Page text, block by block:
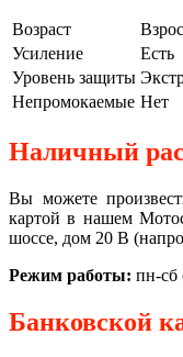
Возраст
Усиление
Есть
Уровень защиты
Непромокаемые Нет
Наличный
Вы можете
картой в нашем
шоссе, дом 20 В
Режим работы: пн-сб
Банковской